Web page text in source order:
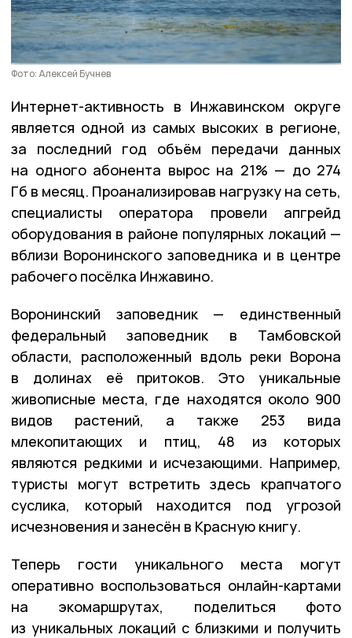
Фото: Алексей Бучнев
Интернет-активность в Инжавинском округе
является одной из самых высоких в регионе,
за последний год объём передачи данных
на одного абонента вырос на 21% — до 274
Гб в месяц. Проанализировав нагрузку на сеть,
специалисты оператора провели апгрейд
оборудования в районе популярных локаций —
вблизи Воронинского заповедника и в центре
рабочего посёлка Инжавино.
Воронинский заповедник — единственный
федеральный заповедник в Тамбовской
области, расположенный вдоль реки Ворона
в долинах её притоков. Это уникальные
живописные места, где находятся около 900
видов растений, а также 253 вида
млекопитающих и птиц, 48 из которых
являются редкими и исчезающими. Например,
туристы могут встретить здесь крапчатого
суслика, который находится под угрозой
исчезновения и занесён в Красную книгу.
Теперь гости уникального места могут
оперативно воспользоваться онлайн-картами
на экомаршрутах, поделиться фото
из уникальных локаций с близкими и получить